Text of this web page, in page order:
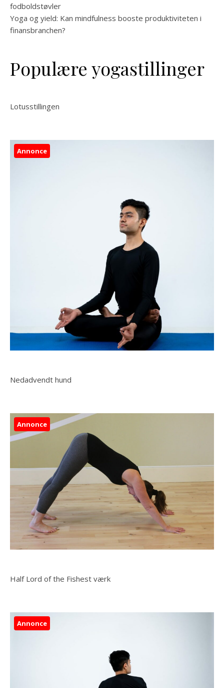
fodboldstøvler
Yoga og yield: Kan mindfulness booste produktiviteten i
finansbranchen?
Populære yogastillinger
Lotusstillingen
Annonce
Nedadvendt hund
Annonce
Half Lord of the Fishest værk
Annonce